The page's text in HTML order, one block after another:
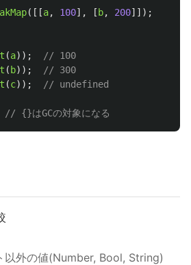
([[a, 100], [ b, 200]]);
(a));
// 100
( b));
// 300
(c)); // undefined
// {}はGCの対象になる
以外の値(Number, Bool, String)